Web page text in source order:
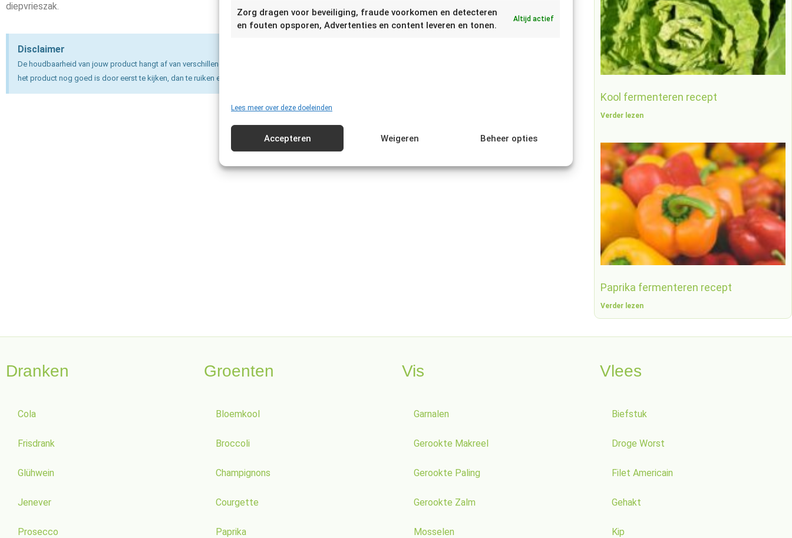
Zorg dragen voor beveiliging, fraude voorkomen en detecteren
en fouten opsporen, Advertenties en content leveren en tonen.
Altijd actief
Lees meer over deze doeleinden
Accepteren Weigeren Beheer opties
diepvrieszak.
Disclaimer
De houdbaarheid van jouw product hangt af van verschillende factoren en kan daarom afwijken van de hier getoonde houdbaarheid! Stel daarom altijd vast of
het product nog goed is door eerst te kijken, dan te ruiken en dan pas te proeven. Bij twijfel altijd het product weggooien.
Kool fermenteren recept
Verder lezen
Paprika fermenteren recept
Verder lezen
Dranken
Cola
Frisdrank
Glühwein
Jenever
Prosecco
Groenten
Bloemkool
Broccoli
Champignons
Courgette
Paprika
Vis
Garnalen
Gerookte Makreel
Gerookte Paling
Gerookte Zalm
Mosselen
Vlees
Biefstuk
Droge Worst
Filet Americain
Gehakt
Kip